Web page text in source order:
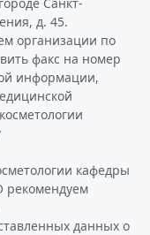
д. 45.
организации по
факс на номер
информации,
кафедры
рекомендуем
данных о